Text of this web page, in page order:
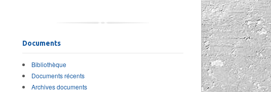
Documents
Bibliothèque
Documents récents
Archives documents